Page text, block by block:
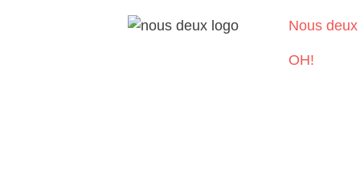
Nous deux
OH!